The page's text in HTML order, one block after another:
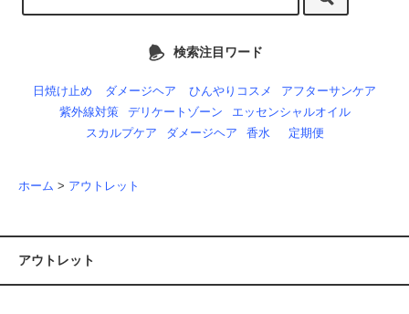
検索注目ワード
日焼け止め ダメージヘア ひんやりコスメ
アフターサンケア
紫外線対策
デリケートゾーン
エッセンシャルオイル
スカルプケア
ダメージヘア 香水 定期便
ホーム > アウトレット
アウトレット